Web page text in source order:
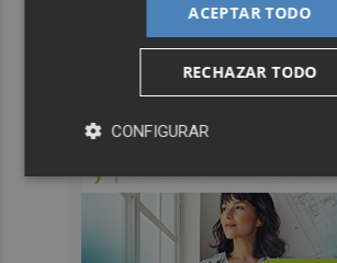
ACEPTAR TODO
RECHAZAR TODO
CONFIGURAR